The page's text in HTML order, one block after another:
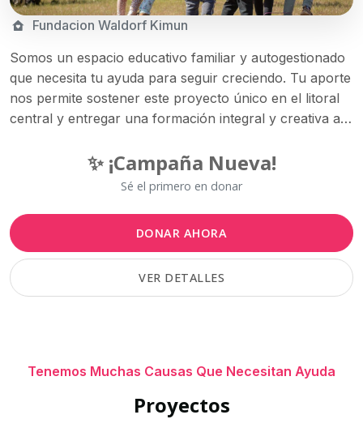
Fundacion Waldorf Kimun
Somos un espacio educativo familiar y autogestionado
que necesita tu ayuda para seguir creciendo. Tu aporte
nos permite sostener este proyecto único en el litoral
central y entregar una formación integral y creativa a
✨ ¡Campaña Nueva!
Sé el primero en donar
DONAR AHORA
VER DETALLES
Tenemos Muchas Causas Que Necesitan Ayuda
Proyectos